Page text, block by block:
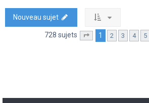
Nouveau sujet
728 sujets Page sur30
1 2 3 4 5